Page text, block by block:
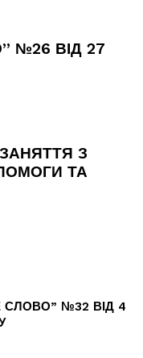
№26 ВІД 27
З
ТА
СЛОВО” №32 ВІД 4